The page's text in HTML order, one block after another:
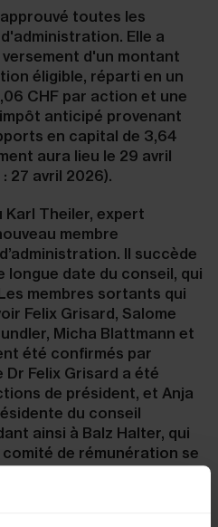
toutes les
Elle a
d'un montant
éligible, réparti en un
CHF par action et une
anticipé provenant
en capital de 3,64
aura lieu le 29 avril
27 avril 2026).
Theiler, expert
membre
Il succède
longue date du conseil, qui
membres sortants qui
Felix Grisard, Salome
Micha Blattmann et
été confirmés par
Dr Felix Grisard a été
de président, et Anja
du conseil
ainsi à Balz Halter, qui
de rémunération se
que de Karl Theiler,